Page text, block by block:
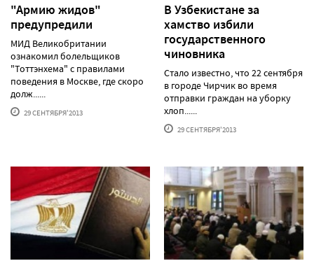
"Армию жидов"
предупредили
МИД Великобритании
ознакомил болельщиков
"Тоттэнхема" с правилами
поведения в Москве, где скоро
долж......
29 СЕНТЯБРЯ'2013
В Узбекистане за
хамство избили
государственного
чиновника
Стало известно, что 22 сентября
в городе Чирчик во время
отправки граждан на уборку
хлоп......
29 СЕНТЯБРЯ'2013